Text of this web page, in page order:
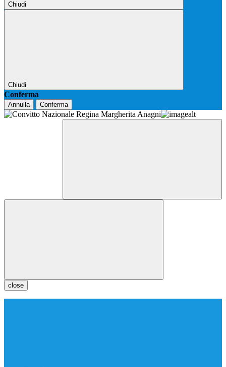
Chiudi
Chiudi
Conferma
Annulla Conferma
close